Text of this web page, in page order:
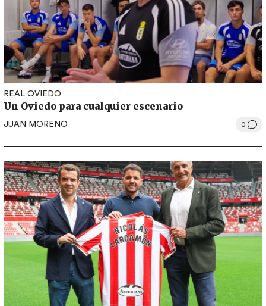
REAL OVIEDO
Un Oviedo para cualquier escenario
JUAN MORENO 0